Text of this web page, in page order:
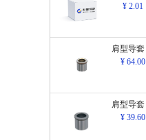
¥ 2.01
肩型导套
¥ 64.00
肩型导套
¥ 39.60